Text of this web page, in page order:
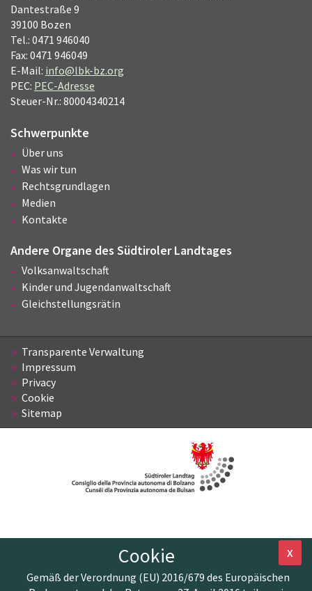
Dantestraße 9
39100 Bozen
Tel.: 0471 946040
Fax: 0471 946049
E-Mail: info@lbk-bz.org
PEC: PEC-Adresse
Steuer-Nr.: 80004340214
Schwerpunkte
Über uns
Was wir tun
Rechtsgrundlagen
Medien
Kontakte
Andere Organe des Südtiroler Landtages
Volksanwaltschaft
Kinder und Jugendanwaltschaft
Gleichstellungsrätin
Transparente Verwaltung
Impressum
Privacy
Cookie
Sitemap
X
Cookie
Gemäß der Verordnung (EU) 2016/679 des Europäischen